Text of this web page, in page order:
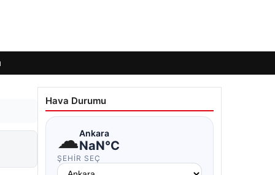
Hava Durumu
☁Ankara
NaN°C
ŞEHIR SEÇ